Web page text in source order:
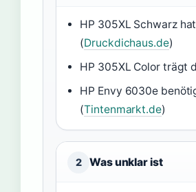
HP 305XL Schwarz
(Druckdichaus.de)
HP 305XL Color trägt
HP Envy 6030e
(Tintenmarkt.de)
2 Was unklar ist